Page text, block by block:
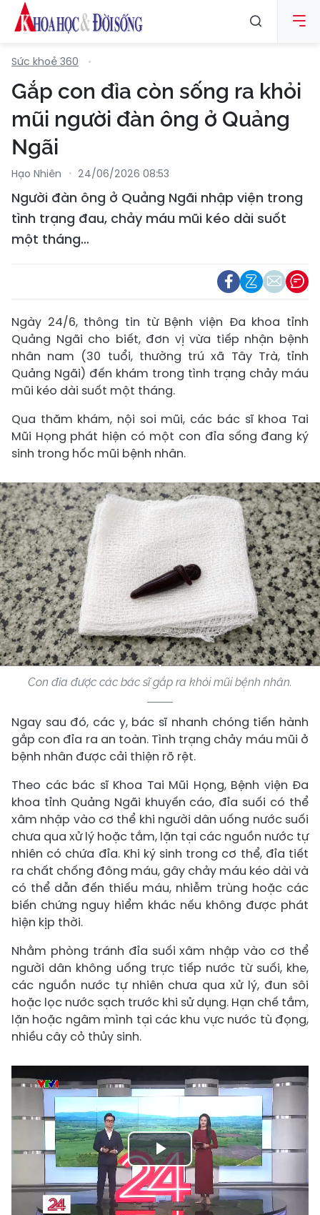
Sức khoẻ 360
Gắp con đỉa còn sống ra khỏi
mũi người đàn ông ở Quảng
Ngãi
Hạo Nhiên 24/06/2026 08:53
Người đàn ông ở Quảng Ngãi nhập viện trong
tình trạng đau, chảy máu mũi kéo dài suốt
một tháng…
Ngày 24/6, thông tin từ Bệnh viện Đa khoa tỉnh
Quảng Ngãi cho biết, đơn vị vừa tiếp nhận bệnh
nhân nam (30 tuổi, thường trú xã Tây Trà, tỉnh
Quảng Ngãi) đến khám trong tình trạng chảy máu
mũi kéo dài suốt một tháng.
Qua thăm khám, nội soi mũi, các bác sĩ khoa Tai
Mũi Họng phát hiện có một con đỉa sống đang ký
sinh trong hốc mũi bệnh nhân.
Con đỉa được các bác sĩ gắp ra khỏi mũi bệnh nhân.
Ngay sau đó, các y, bác sĩ nhanh chóng tiến hành
gắp con đỉa ra an toàn. Tình trạng chảy máu mũi ở
bệnh nhân được cải thiện rõ rệt.
Theo các bác sĩ Khoa Tai Mũi Họng, Bệnh viện Đa
khoa tỉnh Quảng Ngãi khuyến cáo, đỉa suối có thể
xâm nhập vào cơ thể khi người dân uống nước suối
chưa qua xử lý hoặc tắm, lặn tại các nguồn nước tự
nhiên có chứa đỉa. Khi ký sinh trong cơ thể, đỉa tiết
ra chất chống đông máu, gây chảy máu kéo dài và
có thể dẫn đến thiếu máu, nhiễm trùng hoặc các
biến chứng nguy hiểm khác nếu không được phát
hiện kịp thời.
Nhằm phòng tránh đỉa suối xâm nhập vào cơ thể
người dân không uống trực tiếp nước từ suối, khe,
các nguồn nước tự nhiên chưa qua xử lý, đun sôi
hoặc lọc nước sạch trước khi sử dụng. Hạn chế tắm,
lặn hoặc ngâm mình tại các khu vực nước tù đọng,
nhiều cây cỏ thủy sinh.
Play
Video